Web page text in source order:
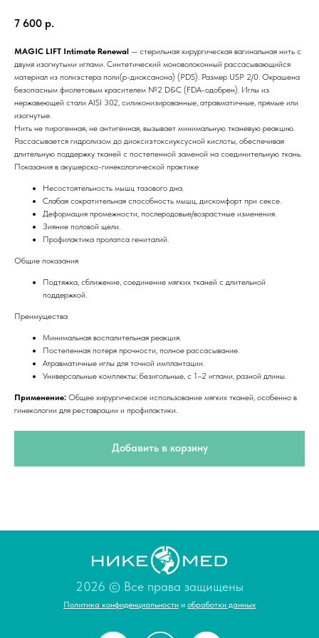
7 600 р.
MAGIC LIFT Intimate Renewal — стерильная хирургическая вагинальная нить с
двумя изогнутыми иглами. Синтетический моноволоконный рассасывающийся
материал из полиэстера поли(р-диоксанона) (PDS). Размер USP 2/0. Окрашена
безопасным фиолетовым красителем №2 D&C (FDA-одобрен). Иглы из
нержавеющей стали AISI 302, силиконизированные, атравматичные, прямые или
изогнутые.
Нить не пирогенная, не антигенная, вызывает минимальную тканевую реакцию.
Рассасывается гидролизом до диоксиэтоксиуксусной кислоты, обеспечивая
длительную поддержку тканей с постепенной заменой на соединительную ткань.
Показания в акушерско-гинекологической практике
Несостоятельность мышц тазового дна.
Слабая сократительная способность мышц, дискомфорт при сексе.
Деформация промежности, послеродовые/возрастные изменения.
Зияние половой щели.
Профилактика пролапса гениталий.
Общие показания
Подтяжка, сближение, соединение мягких тканей с длительной
поддержкой.
Преимущества
Минимальная воспалительная реакция.
Постепенная потеря прочности, полное рассасывание.
Атравматичные иглы для точной имплантации.
Универсальные комплекты: безигольные, с 1–2 иглами, разной длины.
Применение: Общее хирургическое использование мягких тканей, особенно в
гинекологии для реставрации и профилактики.
Добавить в корзину
2026 © Все права защищены
Политика конфиденциальности и обработки данных